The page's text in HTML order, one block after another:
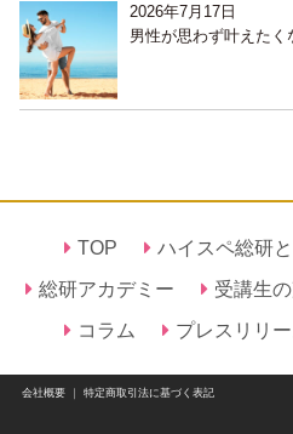
2026年7月17日
男性が思わず叶えた
TOP ハイスペ総研
総研アカデミー
受講生
コラム
プレスリリー
会社概要｜ 特定商取引法に基づく表記